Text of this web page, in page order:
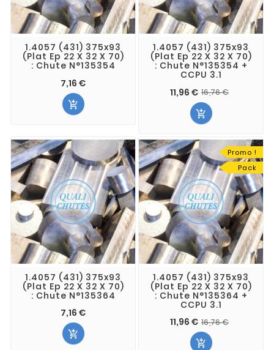
1.4057 (431) 375x93
(Plat Ep 22 X 32 X 70)
: Chute N°135354
7,16 €

1.4057 (431) 375x93
(Plat Ep 22 X 32 X 70)
: Chute N°135354 +
CCPU 3.1
11,96 € 16,76 €

1.4057 (431) 375x93
(Plat Ep 22 X 32 X 70)
: Chute N°135364
7,16 €

Promo !
Pack
1.4057 (431) 375x93
(Plat Ep 22 X 32 X 70)
: Chute N°135364 +
CCPU 3.1
11,96 € 16,76 €
